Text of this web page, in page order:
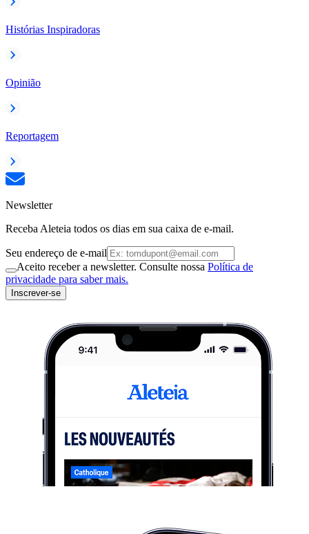
Histórias Inspiradoras
Opinião
Reportagem
Newsletter
Receba Aleteia todos os dias em sua caixa de e-mail.
Seu endereço de e-mail
Aceito receber a newsletter. Consulte nossa Política de
privacidade para saber mais.
Inscrever-se